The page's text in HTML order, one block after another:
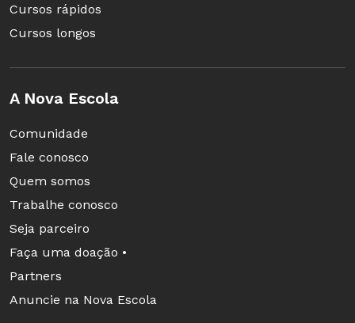
Cursos rápidos
Cursos longos
A Nova Escola
Comunidade
Fale conosco
Quem somos
Trabalhe conosco
Seja parceiro
Faça uma doação •
Partners
Anuncie na Nova Escola